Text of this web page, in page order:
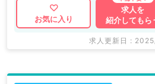
お気に入り
求人を
紹介してもら
求人更新日 :